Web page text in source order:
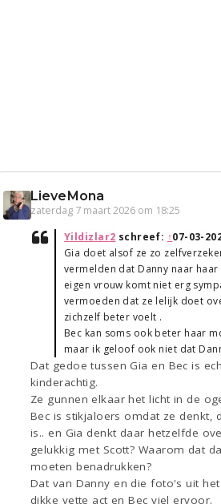
LieveMona
zaterdag 7 maart 2026 om 18:25
Yildizlar2 schreef: ↑07-03-
Gia doet alsof ze zo
vermelden dat Danny naar
eigen vrouw komt niet erg
vermoeden dat ze lelijk doet
zichzelf beter voelt .
Bec kan soms ook beter haar
maar ik geloof ook niet dat
Dat gedoe tussen Gia en Bec is
kinderachtig.
Ze gunnen elkaar het licht in de
Bec is stikjaloers omdat ze denkt,
is.. en Gia denkt daar hetzelfde
gelukkig met Scott? Waarom dat
moeten benadrukken?
Dat van Danny en die foto's uit
dikke vette act en Bec viel ervoor.